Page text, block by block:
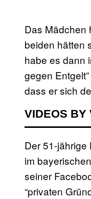
Das Mädchen
beiden hätten
habe es dann
gegen
dass er sich
VIDEOS BY
Der 51-
im
seiner
“privaten